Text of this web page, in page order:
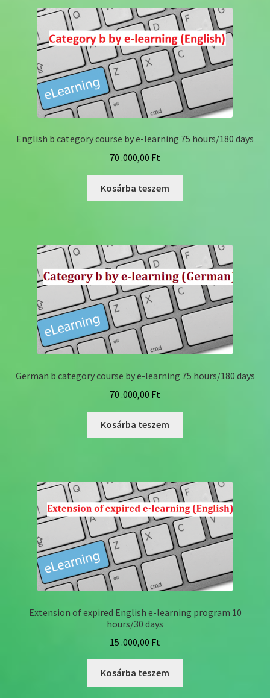
English b category course by e-learning 75 hours/180 days
70 .000,00 Ft
Kosárba teszem
German b category course by e-learning 75 hours/180 days
70 .000,00 Ft
Kosárba teszem
Extension of expired English e-learning program 10
hours/30 days
15 .000,00 Ft
Kosárba teszem